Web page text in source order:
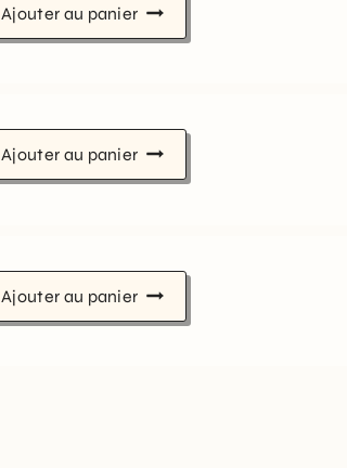
Ajouter au panier
Ajouter au panier
Ajouter au panier